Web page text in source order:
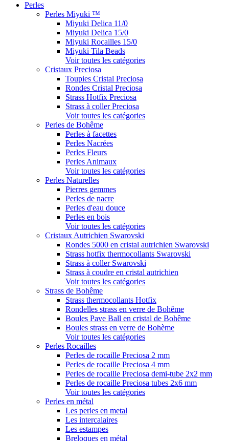
Perles
Perles Miyuki ™
Miyuki Delica 11/0
Miyuki Delica 15/0
Miyuki Rocailles 15/0
Miyuki Tila Beads
Voir toutes les catégories
Cristaux Preciosa
Toupies Cristal Preciosa
Rondes Cristal Preciosa
Strass Hotfix Preciosa
Strass à coller Preciosa
Voir toutes les catégories
Perles de Bohême
Perles à facettes
Perles Nacrées
Perles Fleurs
Perles Animaux
Voir toutes les catégories
Perles Naturelles
Pierres gemmes
Perles de nacre
Perles d'eau douce
Perles en bois
Voir toutes les catégories
Cristaux Autrichien Swarovski
Rondes 5000 en cristal autrichien Swarovski
Strass hotfix thermocollants Swarovski
Strass à coller Swarovski
Strass à coudre en cristal autrichien
Voir toutes les catégories
Strass de Bohême
Strass thermocollants Hotfix
Rondelles strass en verre de Bohême
Boules Pave Ball en cristal de Bohême
Boules strass en verre de Bohème
Voir toutes les catégories
Perles Rocailles
Perles de rocaille Preciosa 2 mm
Perles de rocaille Preciosa 4 mm
Perles de rocaille Preciosa demi-tube 2x2 mm
Perles de rocaille Preciosa tubes 2x6 mm
Voir toutes les catégories
Perles en métal
Les perles en metal
Les intercalaires
Les estampes
Breloques en métal